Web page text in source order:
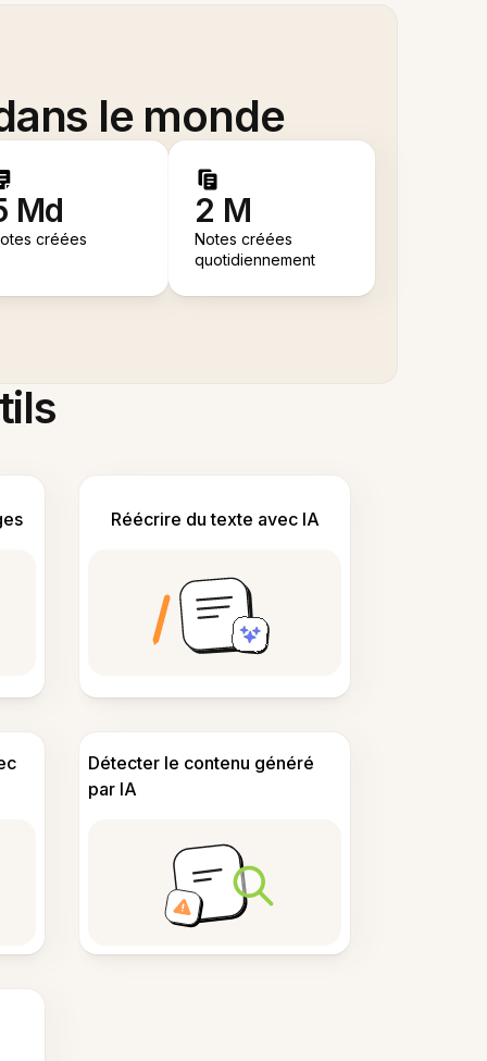
le monde
Md
créées
2 M
Notes créées
quotidiennement
Réécrire du texte avec IA
Détecter le contenu généré
par IA